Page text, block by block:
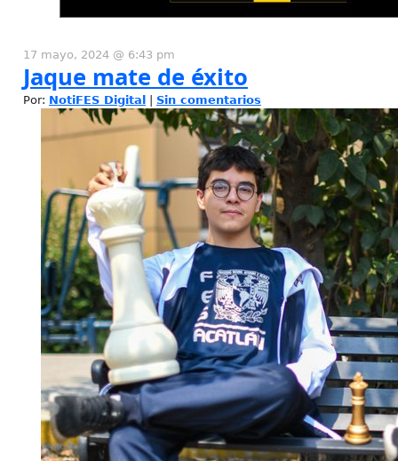
17 mayo, 2024 @ 6:43 pm
Jaque mate de éxito
Por: NotiFES Digital Sin comentarios